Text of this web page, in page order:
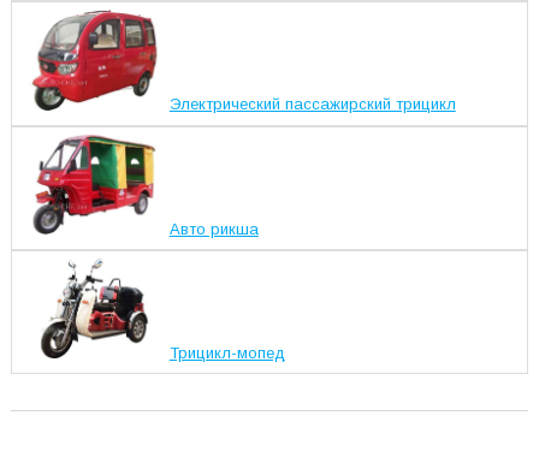
Электрический пассажирский трицикл
Авто рикша
Трицикл-мопед